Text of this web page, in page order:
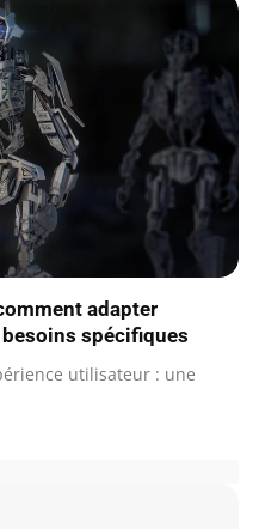
adapter
spécifiques
utilisateur : une